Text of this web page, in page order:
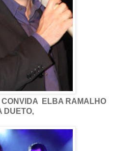
CONVIDA ELBA RAMALHO
DUETO,